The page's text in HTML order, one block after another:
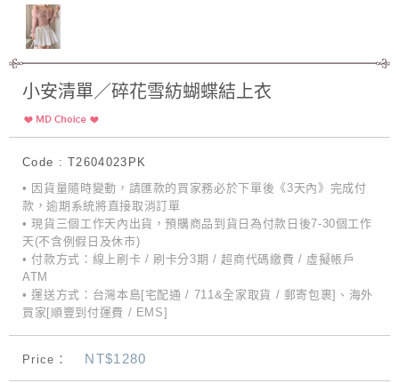
小安清單／碎花雪紡蝴蝶結上衣
Code : T2604023PK
• 因貨量隨時變動，請匯款的買家務必於下單後《3天內》完成付
款，逾期系統將直接取消訂單
• 現貨三個工作天內出貨，預購商品到貨日為付款日後7-30個工作
天(不含例假日及休市)
• 付款方式：線上刷卡 / 刷卡分3期 / 超商代碼繳費 / 虛擬帳戶
ATM
• 運送方式：台灣本島[宅配通 / 711&全家取貨 / 郵寄包裹]、海外
買家[順豐到付運費 / EMS]
Price： NT$1280